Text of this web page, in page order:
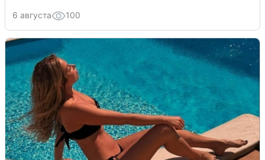
6 августа 100